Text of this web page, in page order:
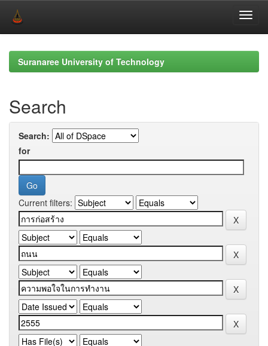
navigationSuranaree University of Technology
Search
Search:
for
Current filters: